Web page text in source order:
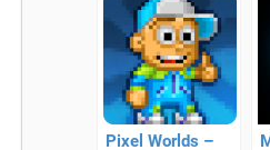
Pixel Worlds –